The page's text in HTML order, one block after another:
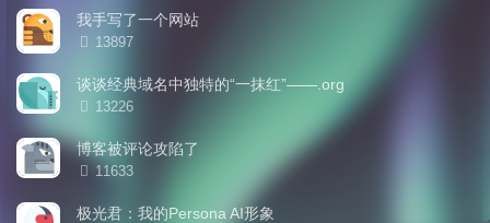
我手写了一个网站
浏览次数:
13897
谈谈经典域名中独特的“一抹红”——.org
浏览次数:
13226
博客被评论攻陷了
浏览次数:
11633
极光君：我的Persona AI形象